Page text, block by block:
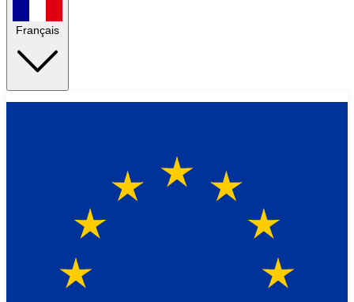
Français